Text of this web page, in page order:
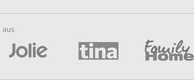
aus